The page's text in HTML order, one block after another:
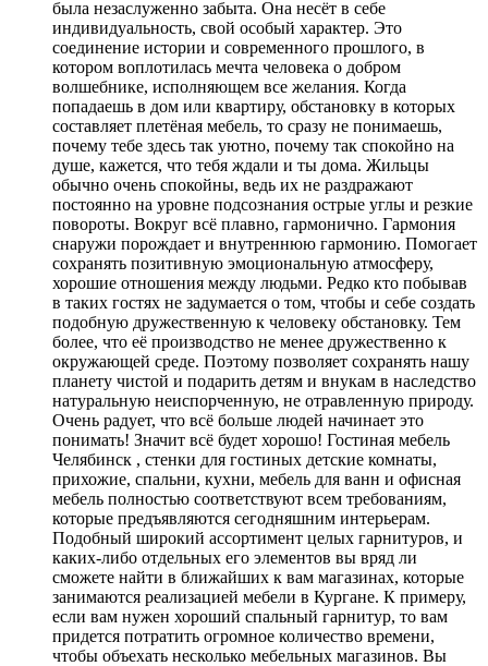
была незаслуженно забыта. Она несёт в себе
индивидуальность, свой особый характер. Это
соединение истории и современного прошлого, в
котором воплотилась мечта человека о добром
волшебнике, исполняющем все желания. Когда
попадаешь в дом или квартиру, обстановку в которых
составляет плетёная мебель, то сразу не понимаешь,
почему тебе здесь так уютно, почему так спокойно на
душе, кажется, что тебя ждали и ты дома. Жильцы
обычно очень спокойны, ведь их не раздражают
постоянно на уровне подсознания острые углы и резкие
повороты. Вокруг всё плавно, гармонично. Гармония
снаружи порождает и внутреннюю гармонию. Помогает
сохранять позитивную эмоциональную атмосферу,
хорошие отношения между людьми. Редко кто побывав
в таких гостях не задумается о том, чтобы и себе создать
подобную дружественную к человеку обстановку. Тем
более, что её производство не менее дружественно к
окружающей среде. Поэтому позволяет сохранять нашу
планету чистой и подарить детям и внукам в наследство
натуральную неиспорченную, не отравленную природу.
Очень радует, что всё больше людей начинает это
понимать! Значит всё будет хорошо! Гостиная мебель
Челябинск , стенки для гостиных детские комнаты,
прихожие, спальни, кухни, мебель для ванн и офисная
мебель полностью соответствуют всем требованиям,
которые предъявляются сегодняшним интерьерам.
Подобный широкий ассортимент целых гарнитуров, и
каких-либо отдельных его элементов вы вряд ли
сможете найти в ближайших к вам магазинах, которые
занимаются реализацией мебели в Кургане. К примеру,
если вам нужен хороший спальный гарнитур, то вам
придется потратить огромное количество времени,
чтобы объехать несколько мебельных магазинов. Вы